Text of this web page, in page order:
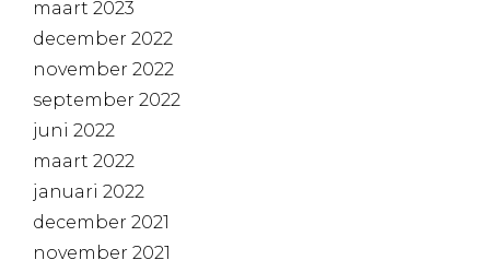
maart 2023
december 2022
november 2022
september 2022
juni 2022
maart 2022
januari 2022
december 2021
november 2021